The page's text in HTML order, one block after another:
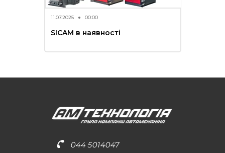
11.07.2025 ● 00:00
SICAM в наявності
044 5014047